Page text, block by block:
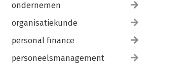
ondernemen
organisatiekunde
personal finance
personeelsmanagement